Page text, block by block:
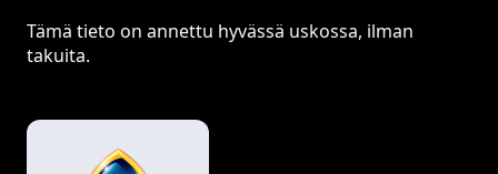
Tämä tieto on annettu hyvässä uskossa, ilman
takuita.